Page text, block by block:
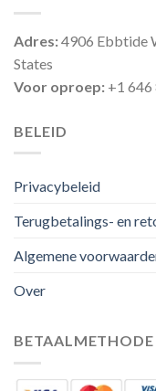
Adres:4906 Ebbtide
States
Voor oproep: +1 646
BELEID
Privacybeleid
Terugbetalings- en
Algemene
Over
BETAALMETHODE